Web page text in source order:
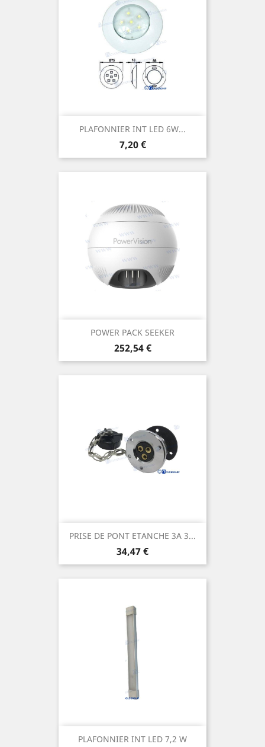
PLAFONNIER INT LED 6W...
Prix
7,20 €
POWER PACK SEEKER
Prix
252,54 €
PRISE DE PONT ETANCHE 3A 3...
Prix
34,47 €
PLAFONNIER INT LED 7,2 W